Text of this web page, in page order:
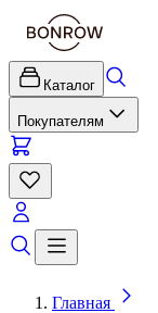
Каталог
Покупателям
Главная